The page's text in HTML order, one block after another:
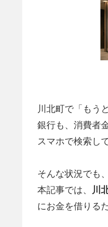
川北町で「もう
銀行も、消費者
スマホで検索し
そんな状況でも、
本記事では、
川
にお金を借りる